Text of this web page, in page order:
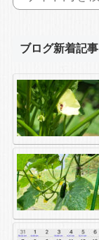
ブログ新着記事